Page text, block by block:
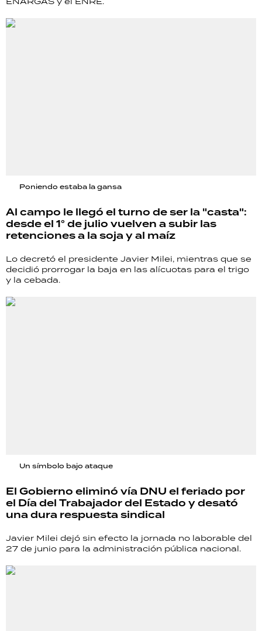
Poniendo estaba la gansa
Al campo le llegó el turno de ser la "casta":
desde el 1° de julio vuelven a subir las
retenciones a la soja y al maíz
Lo decretó el presidente Javier Milei, mientras que se
decidió prorrogar la baja en las alícuotas para el trigo
y la cebada.
Un símbolo bajo ataque
El Gobierno eliminó vía DNU el feriado por
el Día del Trabajador del Estado y desató
una dura respuesta sindical
Javier Milei dejó sin efecto la jornada no laborable del
27 de junio para la administración pública nacional.